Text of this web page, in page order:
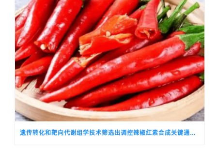
遗传转化和靶向代谢组学技术筛选出调控辣椒红素合成关键通路基因的候选转录因子CALSH10